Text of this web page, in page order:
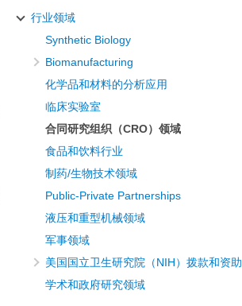
行业领域
Synthetic Biology
Biomanufacturing
化学品和材料的分析应用
临床实验室
合同研究组织（CRO）领域
食品和饮料行业
制药/生物技术领域
Public-Private Partnerships
液压和重型机械领域
军事领域
美国国立卫生研究院（NIH）拨款和资助
学术和政府研究领域